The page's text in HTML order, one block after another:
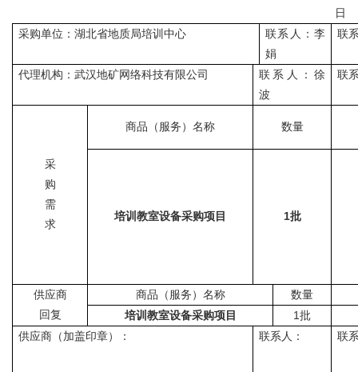
日
采购单位：湖北省地质局培训中心 联系人： 李
娟
联
代理机构：武汉地矿网络科技有限公司 联系人： 徐
波
联
采
购
需
求
商品（服务）名称 数量
培训教室设备采购项目 1批
供应商
回复
商品（服务）名称
数量
培训教室设备采购项目
1批
供应商（加盖印章）：
联系人： 联